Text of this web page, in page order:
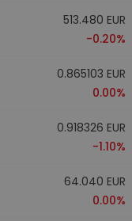
513.480 EUR
-0.20%
0.865103 EUR
0.00%
0.918326 EUR
-1.10%
64.040 EUR
0.00%